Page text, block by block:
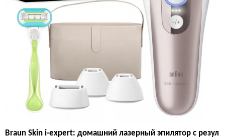
Braun Skin i-expert: домашний лазерный эпилятор с резул